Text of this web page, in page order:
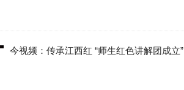
2026-06-18
2026-06-17
今视频：传承江西红 “师生红色讲解团成立”